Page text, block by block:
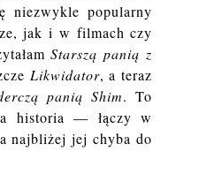
niezwykle popularny
jak i w filmach czy
Starszą panią z
Likwidator, a teraz
panią Shim. To
historia — łączy w
najbliżej jej chyba do